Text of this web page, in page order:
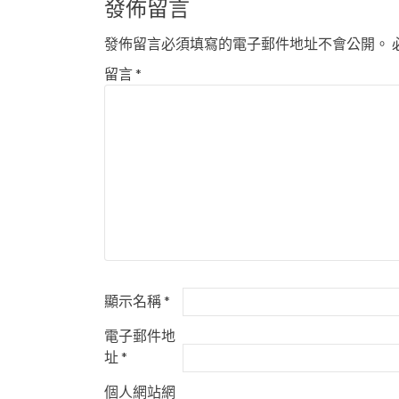
發佈留言
發佈留言必須填寫的電子郵件地址不會公開。
留言*
顯示名稱*
電子郵件地
址*
個人網站網